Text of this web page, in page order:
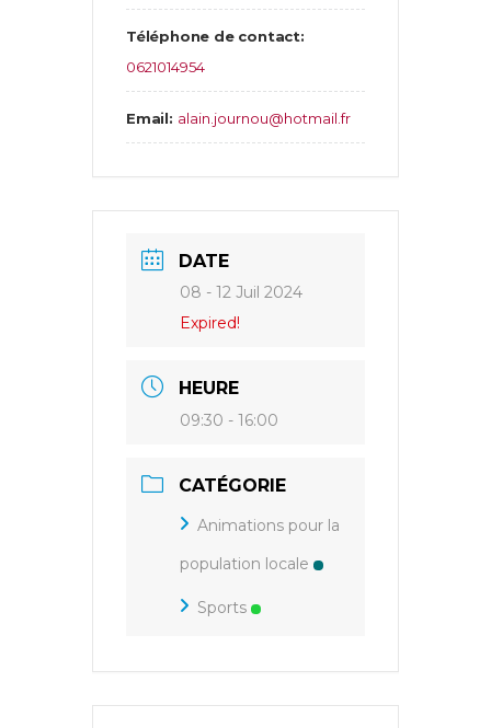
Téléphone de contact:
0621014954
Email: alain.journou@hotmail.fr
DATE
08 - 12 Juil 2024
Expired!
HEURE
09:30 - 16:00
CATÉGORIE
Animations pour la
population locale
Sports